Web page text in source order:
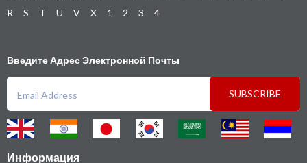
R
S T U V X 1 2 3 4
Введите Адрес Электронной Почты
SUBSCRIBE
Информация